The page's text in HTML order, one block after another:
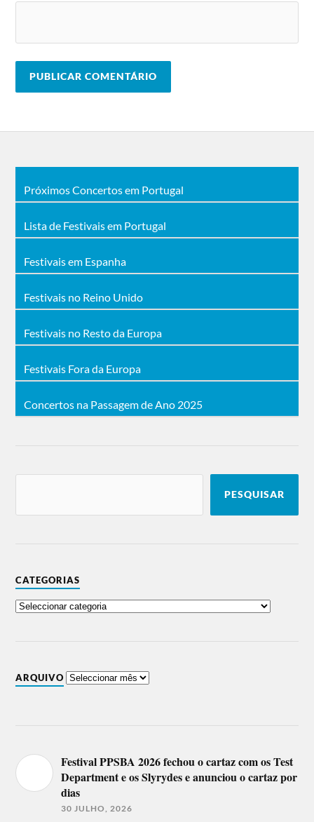
Próximos Concertos em Portugal
Lista de Festivais em Portugal
Festivais em Espanha
Festivais no Reino Unido
Festivais no Resto da Europa
Festivais Fora da Europa
Concertos na Passagem de Ano 2025
PESQUISAR
CATEGORIAS
ARQUIVO
Festival PPSBA 2026 fechou o cartaz com os Test
Department e os Slyrydes e anunciou o cartaz por
dias
30 JULHO, 2026